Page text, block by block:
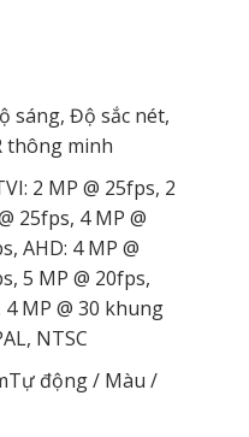
sáng, Độ sắc nét,
thông minh
2 MP @ 25fps, 2
25fps, 4 MP @
AHD: 4 MP @
5 MP @ 20fps,
4 MP @ 30 khung
NTSC
Tự động / Màu /